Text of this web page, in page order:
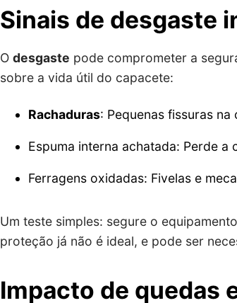
Sinais de desgaste
O desgaste pode comprometer a
sobre a vida útil do capacete:
Rachaduras: Pequenas fissuras
Espuma interna achatada: Perde
Ferragens oxidadas: Fivelas e
Um teste simples: segure o
proteção já não é ideal, e pode ser
Impacto de quedas